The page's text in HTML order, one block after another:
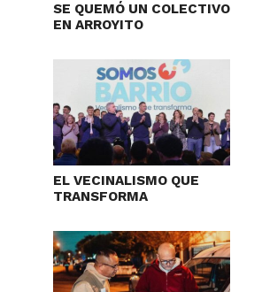
SE QUEMÓ UN COLECTIVO
EN ARROYITO
EL VECINALISMO QUE
TRANSFORMA